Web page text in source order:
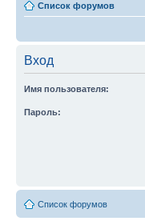
Список форумов
Вход
Имя пользователя:
Пароль:
Список форумов